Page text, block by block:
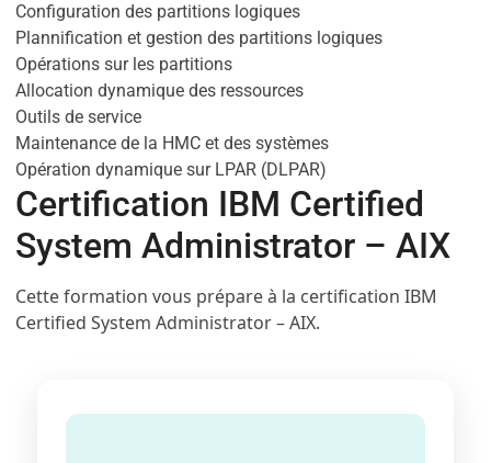
Configuration des partitions logiques
Plannification et gestion des partitions logiques
Opérations sur les partitions
Allocation dynamique des ressources
Outils de service
Maintenance de la HMC et des systèmes
Opération dynamique sur LPAR (DLPAR)
Certification IBM Certified
System Administrator – AIX
Cette formation vous prépare à la certification IBM
Certified System Administrator – AIX.